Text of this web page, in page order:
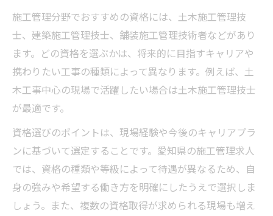
施工管理分野でおすすめの資格には、土木施工管理技
士、建築施工管理技士、舗装施工管理技術者などがあり
ます。どの資格を選ぶかは、将来的に目指すキャリアや
携わりたい工事の種類によって異なります。例えば、土
木工事中心の現場で活躍したい場合は土木施工管理技士
が最適です。
資格選びのポイントは、現場経験や今後のキャリアプラ
ンに基づいて選定することです。愛知県の施工管理求人
では、資格の種類や等級によって待遇が異なるため、自
身の強みや希望する働き方を明確にしたうえで選択しま
しょう。また、複数の資格取得が求められる現場も増え